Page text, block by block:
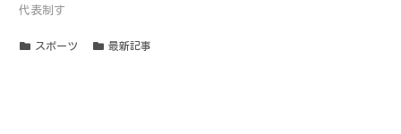
代表制す
スポーツ 最新記事